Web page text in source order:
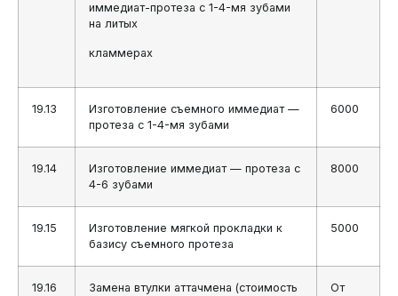
иммедиат-протеза с 1-4-мя зубами
на литых
кламмерах
19.13
Изготовление съемного иммедиат —
протеза с 1-4-мя зубами
6000
19.14
Изготовление иммедиат — протеза с
4-6 зубами
8000
19.15
Изготовление мягкой прокладки к
базису съемного протеза
5000
19.16
Замена втулки аттачмена (стоимость
От